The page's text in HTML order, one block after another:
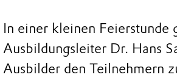
In einer kleinen Feierstunde
Ausbildungsleiter Dr. Hans
Ausbilder den Teilnehmern